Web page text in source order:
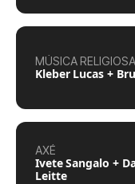
MÚSICA RELIGIOSA
Kleber Lucas +
AXÉ
Ivete Sangalo +
Leitte